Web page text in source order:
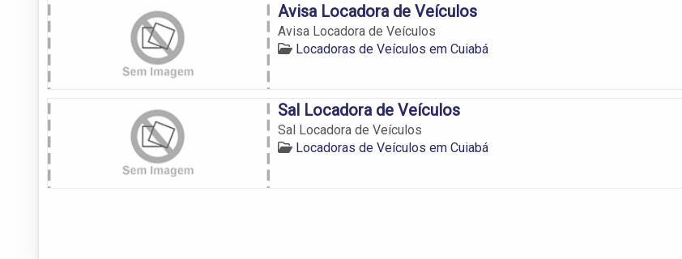
Avisa Locadora de Veículos
Avisa Locadora de Veículos
Locadoras de Veículos em Cuiabá
Sal Locadora de Veículos
Sal Locadora de Veículos
Locadoras de Veículos em Cuiabá